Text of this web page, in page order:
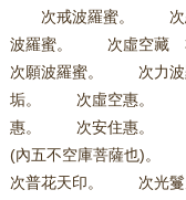
次戒波羅蜜。 次
波羅蜜。 次虛空藏
次願波羅蜜。 次力
垢。 次虛空惠。
惠。 次安住惠。 次
(內五不空庫菩薩也)
次普花天印。 次